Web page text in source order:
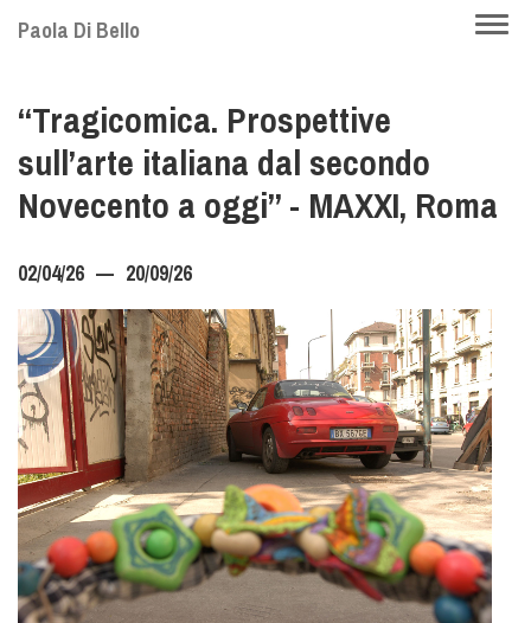
Skip
content
Paola Di Bello
“Tragicomica. Prospettive
sull’arte italiana dal secondo
Novecento a oggi” - MAXXI, Roma
02/04/26 20/09/26